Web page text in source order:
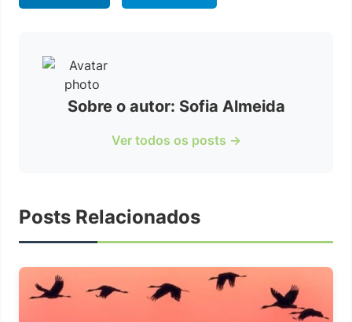
Sobre o autor: Sofia Almeida
Ver todos os posts →
Posts Relacionados